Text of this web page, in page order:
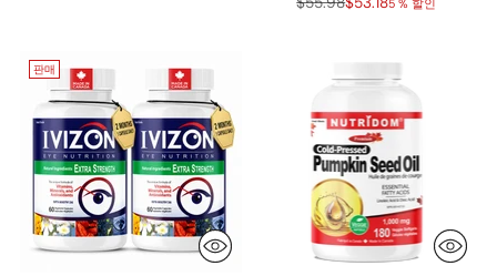
5 % 할인
판매